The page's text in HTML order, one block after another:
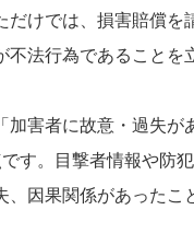
だけでは、損害賠償
不法行為であることを
加害者に故意・過失が
す。目撃者情報や防
、因果関係があったこ